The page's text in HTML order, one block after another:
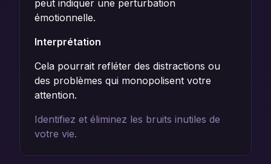
peut indiquer une perturbation
émotionnelle.
Interprétation
Cela pourrait refléter des distractions ou
des problèmes qui monopolisent votre
attention.
Identifiez et éliminez les bruits inutiles de
votre vie.